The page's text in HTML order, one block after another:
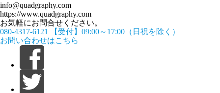
info@quadgraphy.com
https://www.quadgraphy.com
お気軽にお問合せください。
080-4317-6121
【受付】09:00～17:00（日祝を除く）
お問い合わせはこちら